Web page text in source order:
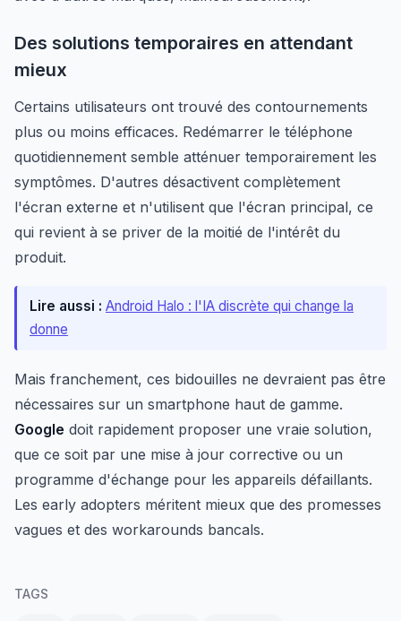
Des solutions temporaires en attendant
mieux
Certains utilisateurs ont trouvé des contournements
plus ou moins efficaces. Redémarrer le téléphone
quotidiennement semble atténuer temporairement les
symptômes. D'autres désactivent complètement
l'écran externe et n'utilisent que l'écran principal, ce
qui revient à se priver de la moitié de l'intérêt du
produit.
Lire aussi : Android Halo : l'IA discrète qui change la
donne
Mais franchement, ces bidouilles ne devraient pas être
nécessaires sur un smartphone haut de gamme.
Google doit rapidement proposer une vraie solution,
que ce soit par une mise à jour corrective ou un
programme d'échange pour les appareils défaillants.
Les early adopters méritent mieux que des promesses
vagues et des workarounds bancals.
TAGS